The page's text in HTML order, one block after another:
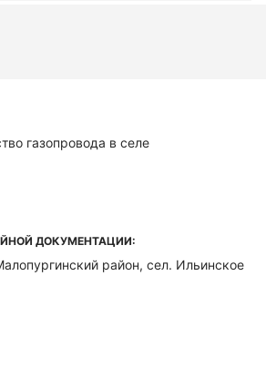
газопровода в селе
ДОКУМЕНТАЦИИ:
район, сел. Ильинское